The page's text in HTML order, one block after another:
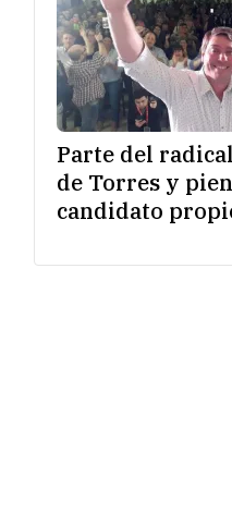
Parte del
de Torres y
candidato